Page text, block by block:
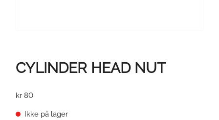
CYLINDER HEAD NUT
kr 80
Ikke på lager